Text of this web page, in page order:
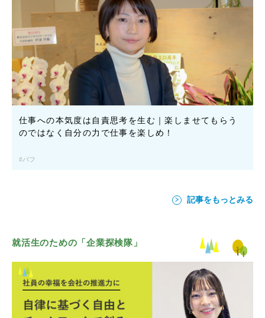
仕事への本気度は自責思考を生む｜楽しませてもらう
のではなく自分の力で仕事を楽しめ！
パフ
記事をもっとみる
就活生のための「企業探検隊」